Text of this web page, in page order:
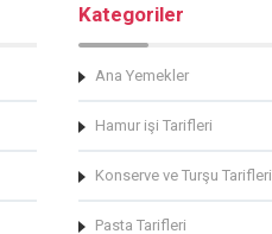
Kategoriler
Ana Yemekler
Hamur işi Tarifleri
Konserve ve Turşu Tarifleri
Pasta Tarifleri